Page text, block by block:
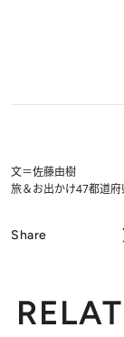
文＝佐藤由樹
旅＆お出かけ47都道府
Share